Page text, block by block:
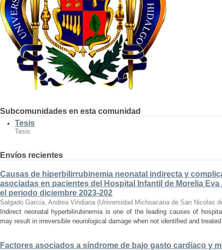
Subcomunidades en esta comunidad
Tesis
Tesis
Envíos recientes
Causas de hiperbilirrubinemia neonatal indirecta y
asociadas en pacientes del Hospital Infantil de Morelia
el periodo diciembre 2023-202
Salgado García, Andrea Viridiana (Universidad Michoacana de San Nicolas
Indirect neonatal hyperbilirubinemia is one of the leading causes of
may result in irreversible neurological damage when not identified and
Factores asociados a síndrome de bajo gasto cardíaco y